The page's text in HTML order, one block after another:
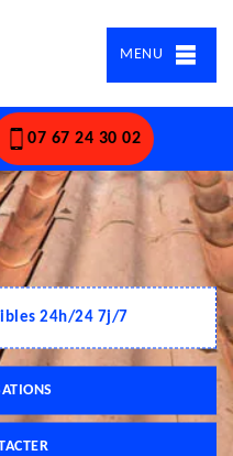
MENU
07 67 24 30 02
24h/24 7j/7